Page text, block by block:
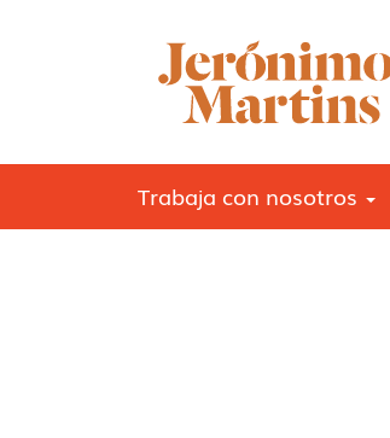
Trabaja con nosotros